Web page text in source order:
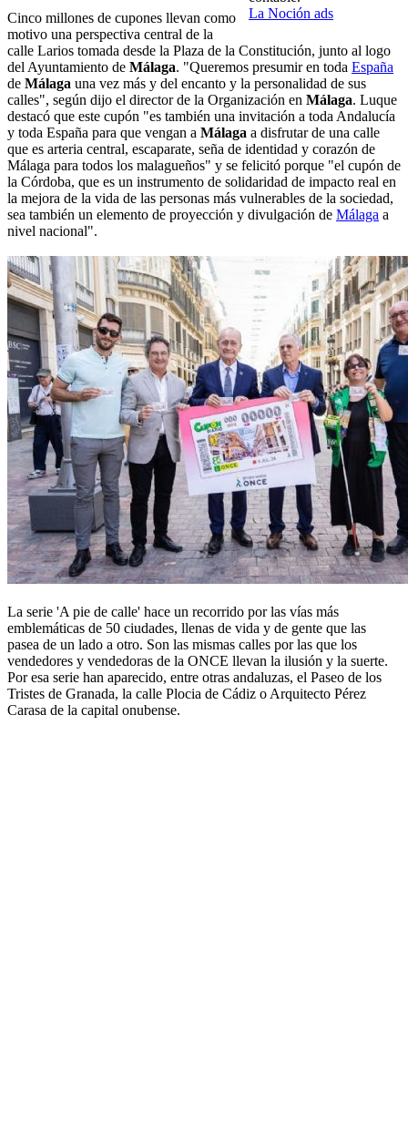
La Noción ads
Cinco millones de cupones llevan como
motivo una perspectiva central de la
calle Larios tomada desde la Plaza de la Constitución, junto al logo
del Ayuntamiento de Málaga. "Queremos presumir en toda España
de Málaga una vez más y del encanto y la personalidad de sus
calles", según dijo el director de la Organización en Málaga. Luque
destacó que este cupón "es también una invitación a toda Andalucía
y toda España para que vengan a Málaga a disfrutar de una calle
que es arteria central, escaparate, seña de identidad y corazón de
Málaga para todos los malagueños" y se felicitó porque "el cupón de
la Córdoba, que es un instrumento de solidaridad de impacto real en
la mejora de la vida de las personas más vulnerables de la sociedad,
sea también un elemento de proyección y divulgación de Málaga a
nivel nacional".
La serie 'A pie de calle' hace un recorrido por las vías más
emblemáticas de 50 ciudades, llenas de vida y de gente que las
pasea de un lado a otro. Son las mismas calles por las que los
vendedores y vendedoras de la ONCE llevan la ilusión y la suerte.
Por esa serie han aparecido, entre otras andaluzas, el Paseo de los
Tristes de Granada, la calle Plocia de Cádiz o Arquitecto Pérez
Carasa de la capital onubense.